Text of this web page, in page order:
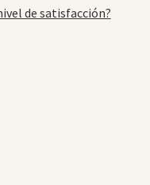
de satisfacción?